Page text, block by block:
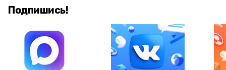
Подпишись!